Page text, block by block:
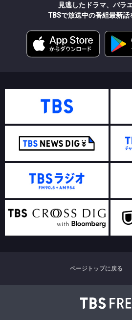
見逃したドラマ、バラ
TBSで放送中の番組最新話
ページトップに戻る